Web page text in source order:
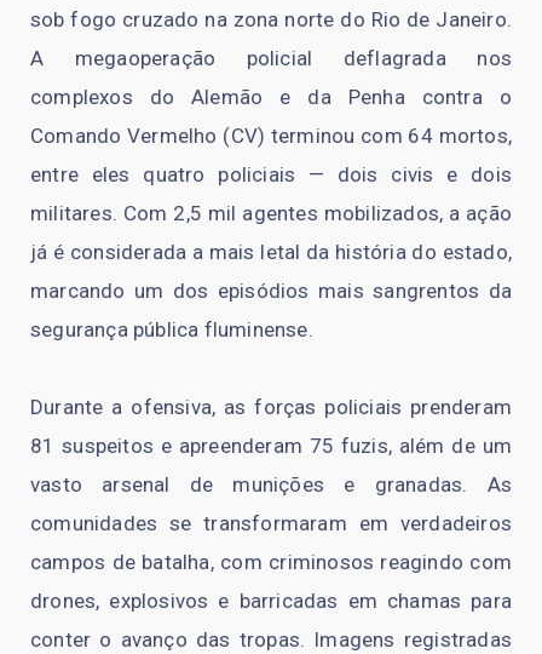
sob fogo cruzado na zona norte do Rio de Janeiro.
A megaoperação policial deflagrada nos
complexos do Alemão e da Penha contra o
Comando Vermelho (CV) terminou com 64 mortos,
entre eles quatro policiais — dois civis e dois
militares. Com 2,5 mil agentes mobilizados, a ação
já é considerada a mais letal da história do estado,
marcando um dos episódios mais sangrentos da
segurança pública fluminense.
Durante a ofensiva, as forças policiais prenderam
81 suspeitos e apreenderam 75 fuzis, além de um
vasto arsenal de munições e granadas. As
comunidades se transformaram em verdadeiros
campos de batalha, com criminosos reagindo com
drones, explosivos e barricadas em chamas para
conter o avanço das tropas. Imagens registradas